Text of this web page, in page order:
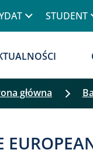
STUDENT
główna